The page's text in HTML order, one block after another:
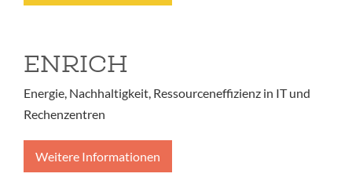
ENRICH
Energie, Nachhaltigkeit, Ressourceneffizienz in IT und
Rechenzentren
Weitere Informationen